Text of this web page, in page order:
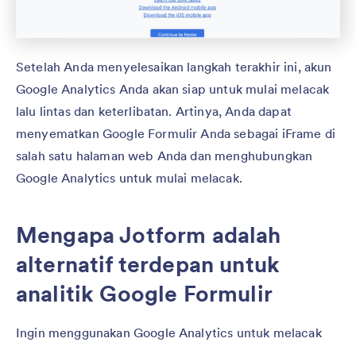
Setelah Anda menyelesaikan langkah terakhir ini, akun
Google Analytics Anda akan siap untuk mulai melacak
lalu lintas dan keterlibatan. Artinya, Anda dapat
menyematkan Google Formulir Anda sebagai iFrame di
salah satu halaman web Anda dan menghubungkan
Google Analytics untuk mulai melacak.
Mengapa Jotform adalah
alternatif terdepan untuk
analitik Google Formulir
Ingin menggunakan Google Analytics untuk melacak